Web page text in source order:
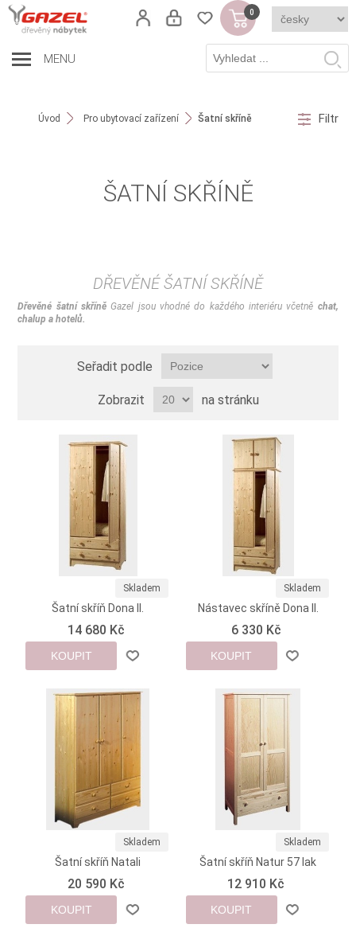
0
MENU
Úvod Pro ubytovací zařízení Šatní skříně Filtr
ŠATNÍ SKŘÍNĚ
DŘEVĚNÉ ŠATNÍ SKŘÍNĚ
Dřevěné šatní skříně Gazel jsou vhodné do každého interiéru včetně chat,
chalup a hotelů.
Seřadit podle
Zobrazit na stránku
Skladem
Šatní skříň Dona II.
14 680 Kč
KOUPIT
Skladem
Nástavec skříně Dona II.
6 330 Kč
KOUPIT
Skladem
Šatní skříň Natali
20 590 Kč
KOUPIT
Skladem
Šatní skříň Natur 57 lak
12 910 Kč
KOUPIT